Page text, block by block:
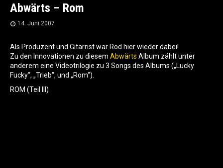
Abwärts – Rom
14. Juni 2007
Als Produzent und Gitarrist war Rod hier wieder dabei!
Zu den Innovationen zu diesem Abwärts Album zählt unter
anderem eine Videotrilogie zu 3 Songs des Albums („Lucky
Fucky“, „Trieb“, und „Rom“).
ROM (Teil III)